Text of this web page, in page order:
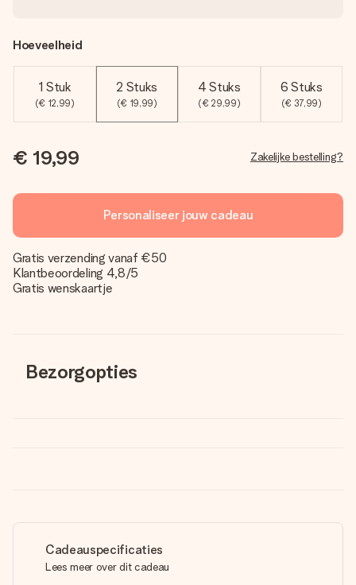
Hoeveelheid
1 Stuk
(€ 12,99)
2 Stuks
(€ 19,99)
4 Stuks
(€ 29,99)
6 Stuks
(€ 37,99)
€ 19,99 Zakelijke bestelling?
Personaliseer jouw cadeau
Gratis verzending vanaf €50
Klantbeoordeling 4,8/5
Gratis wenskaartje
Bezorgopties
Cadeauspecificaties
Lees meer over dit cadeau